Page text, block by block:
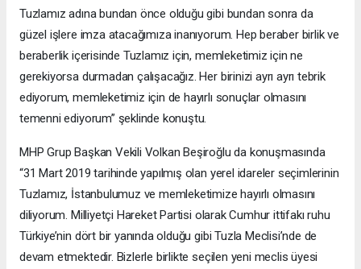
Tuzlamız adına bundan önce olduğu gibi bundan sonra da
güzel işlere imza atacağımıza inanıyorum. Hep beraber birlik ve
beraberlik içerisinde Tuzlamız için, memleketimiz için ne
gerekiyorsa durmadan çalışacağız. Her birinizi ayrı ayrı tebrik
ediyorum, memleketimiz için de hayırlı sonuçlar olmasını
temenni ediyorum” şeklinde konuştu.
MHP Grup Başkan Vekili Volkan Beşiroğlu da konuşmasında
“31 Mart 2019 tarihinde yapılmış olan yerel idareler seçimlerinin
Tuzlamız, İstanbulumuz ve memleketimize hayırlı olmasını
diliyorum. Milliyetçi Hareket Partisi olarak Cumhur ittifakı ruhu
Türkiye’nin dört bir yanında olduğu gibi Tuzla Meclisi’nde de
devam etmektedir. Bizlerle birlikte seçilen yeni meclis üyesi